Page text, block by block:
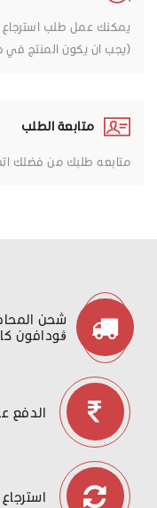
(يجب ان يكون المنتج في
متابعة الطلب
متابعه طلبك من فضلك اتصل بنا
شحن
ڤودافون
الدفع
استرجاع